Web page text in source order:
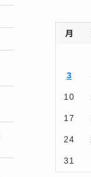
月
3
10
17
24
31